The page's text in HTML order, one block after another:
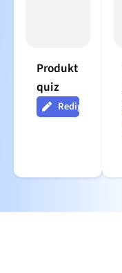
Produkt
quiz
Redigera